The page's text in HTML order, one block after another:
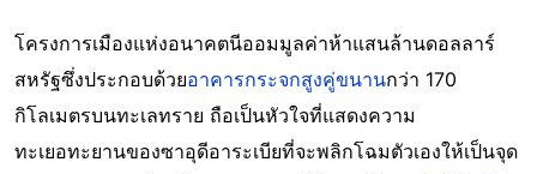
โครงการเมืองแห่งอนาคตนีออมมูลค่าห้าแสนล้านดอลลาร์
สหรัฐซึ่งประกอบด้วยอาคารกระจกสูงคู่ขนานกว่า 170
กิโลเมตรบนทะเลทราย ถือเป็นหัวใจที่แสดงความ
ทะเยอทะยานของซาอุดีอาระเบียที่จะพลิกโฉมตัวเองให้เป็นจุด